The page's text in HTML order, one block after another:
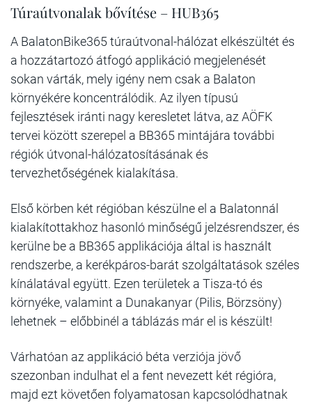
Túraútvonalak bővítése – HUB365
A BalatonBike365 túraútvonal-hálózat elkészültét és
a hozzátartozó átfogó applikáció megjelenését
sokan várták, mely igény nem csak a Balaton
környékére koncentrálódik. Az ilyen típusú
fejlesztések iránti nagy keresletet látva, az AÖFK
tervei között szerepel a BB365 mintájára további
régiók útvonal-hálózatosításának és
tervezhetőségének kialakítása.
Első körben két régióban készülne el a Balatonnál
kialakítottakhoz hasonló minőségű jelzésrendszer, és
kerülne be a BB365 applikációja által is használt
rendszerbe, a kerékpáros-barát szolgáltatások széles
kínálatával együtt. Ezen területek a Tisza-tó és
környéke, valamint a Dunakanyar (Pilis, Börzsöny)
lehetnek – előbbinél a táblázás már el is készült!
Várhatóan az applikáció béta verziója jövő
szezonban indulhat el a fent nevezett két régióra,
majd ezt követően folyamatosan kapcsolódhatnak